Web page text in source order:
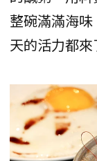
整碗滿滿海
天的活力都來